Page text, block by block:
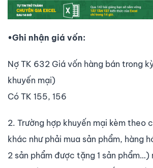
•Ghi nhận giá vốn:
Nợ TK 632 Giá vốn hàng bán trong
khuyến mại)
Có TK 155, 156
2. Trường hợp khuyến mại kèm theo
khác như phải mua sản phẩm, hàng
2 sản phẩm được tặng 1 sản phẩm…)